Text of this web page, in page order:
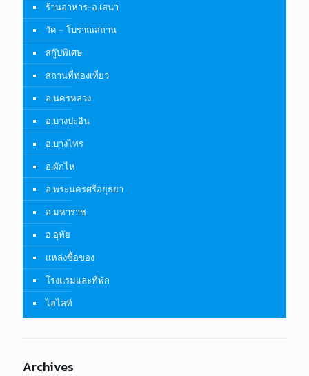
ร้านอาหาร-อ.เสนา
วัด – โบราณสถาน
สกู๊ปพิเศษ
สถานที่ท่องเที่ยว
อ.นครหลวง
อ.บางปะอิน
อ.บางไทร
อ.ผักไห่
อ.พระนครศรีอยุธยา
อ.มหาราช
อ.อุทัย
แหล่งซื้อของ
โรงแรมและที่พัก
ไฮไลท์
Archives